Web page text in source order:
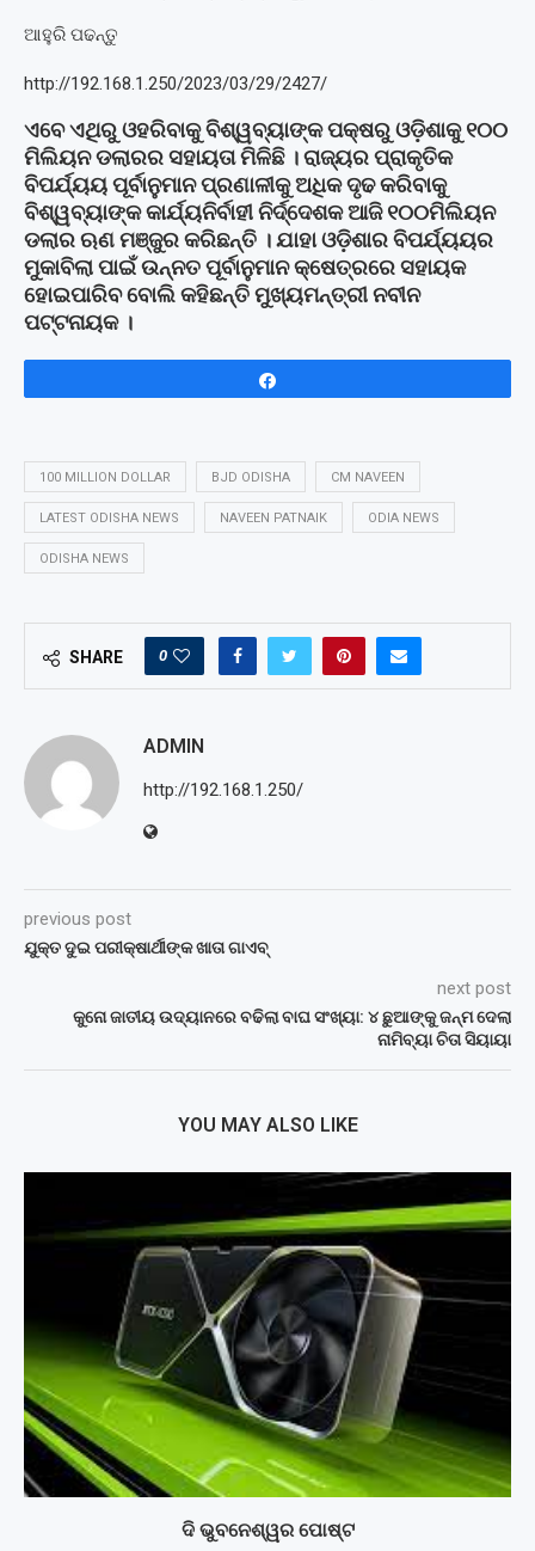
ଆହୁରି ପଢନ୍ତୁ
http://192.168.1.250/2023/03/29/2427/
ଏବେ ଏଥିରୁ ଓହରିବାକୁ ବିଶ୍ୱବ୍ୟାଙ୍କ ପକ୍ଷରୁ ଓଡ଼ିଶାକୁ ୧୦୦
ମିଲିୟନ ଡଲାରର ସହାୟତା ମିଳିଛି । ରାଜ୍ୟର ପ୍ରାକୃତିକ
ବିପର୍ଯ୍ୟୟ ପୂର୍ବାନୁମାନ ପ୍ରଣାଳୀକୁ ଅଧିକ ଦୃଢ କରିବାକୁ
ବିଶ୍ୱବ୍ୟାଙ୍କ କାର୍ଯ୍ୟନିର୍ବାହୀ ନିର୍ଦ୍ଦେଶକ ଆଜି ୧୦୦ମିଲିୟନ
ଡଲାର ଋଣ ମଞ୍ଜୁର କରିଛନ୍ତି । ଯାହା ଓଡ଼ିଶାର ବିପର୍ଯ୍ୟୟର
ମୁକାବିଲା ପାଇଁ ଉନ୍ନତ ପୂର୍ବାନୁମାନ କ୍ଷେତ୍ରରେ ସହାୟକ
ହୋଇପାରିବ ବୋଲି କହିଛନ୍ତି ମୁଖ୍ୟମନ୍ତ୍ରୀ ନବୀନ
ପଟ୍ଟନାୟକ ।
100 MILLION DOLLAR BJD ODISHA CM NAVEEN
LATEST ODISHA NEWS NAVEEN PATNAIK ODIA NEWS
ODISHA NEWS
SHARE 0
ADMIN
http://192.168.1.250/
previous post
ଯୁକ୍ତ ଦୁଇ ପରୀକ୍ଷାର୍ଥୀଙ୍କ ଖାତା ଗାଏବ୍‌
next post
କୁନୋ ଜାତୀୟ ଉଦ୍ୟାନରେ ବଢିଲା ବାଘ ସଂଖ୍ୟା: ୪ ଛୁଆଙ୍କୁ ଜନ୍ମ ଦେଲା
ନାମିବ୍ୟା ଚିତା ସିୟାୟା
YOU MAY ALSO LIKE
ଦି ଭୁବନେଶ୍ୱର ପୋଷ୍ଟ